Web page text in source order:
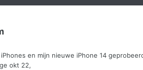
en mijn nieuwe iPhone 14
okt 22,